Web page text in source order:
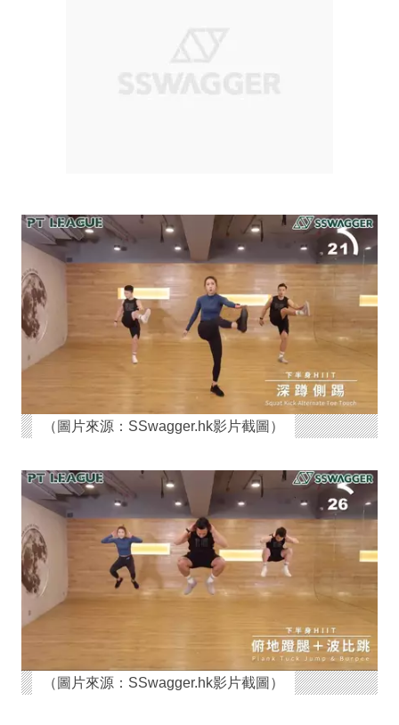
（圖片來源：SSwagger.hk影片截圖）
（圖片來源：SSwagger.hk影片截圖）